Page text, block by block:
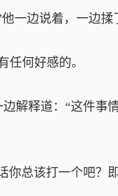
一边说着，一边揉
何好感的。
解释道：“这件事
总该打一个吧？